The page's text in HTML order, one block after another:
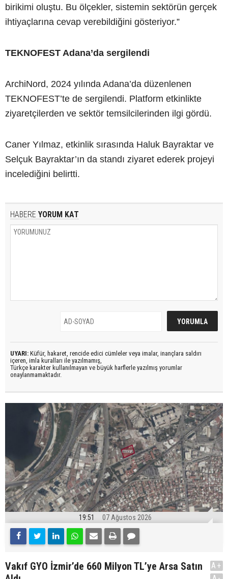
birikimi oluştu. Bu ölçekler, sistemin sektörün gerçek
ihtiyaçlarına cevap verebildiğini gösteriyor.”
TEKNOFEST Adana’da sergilendi
ArchiNord, 2024 yılında Adana’da düzenlenen
TEKNOFEST’te de sergilendi. Platform etkinlikte
ziyaretçilerden ve sektör temsilcilerinden ilgi gördü.
Caner Yılmaz, etkinlik sırasında Haluk Bayraktar ve
Selçuk Bayraktar’ın da standı ziyaret ederek projeyi
incelediğini belirtti.
HABERE YORUM KAT
UYARI: Küfür, hakaret, rencide edici cümleler veya imalar, inançlara saldırı
içeren, imla kuralları ile yazılmamış,
Türkçe karakter kullanılmayan ve büyük harflerle yazılmış yorumlar
onaylanmamaktadır.
19:51 07 Ağustos 2026
Vakıf GYO İzmir’de 660 Milyon TL’ye Arsa Satın
A+